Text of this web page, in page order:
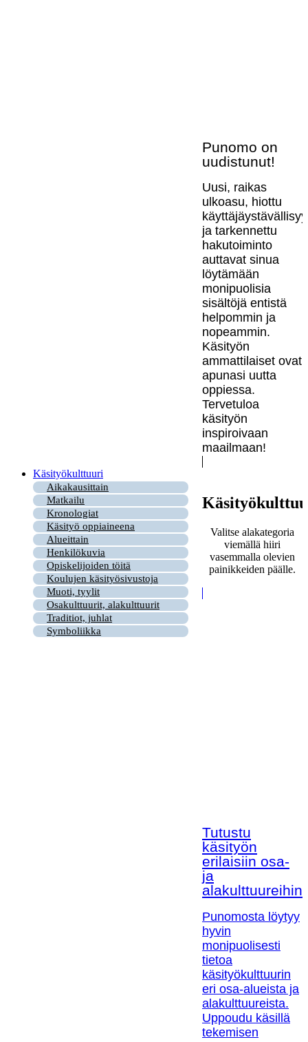
Punomo on
uudistunut!
Uusi, raikas
ulkoasu, hiottu
ja tarkennettu
hakutoiminto
auttavat sinua
löytämään
monipuolisia
sisältöjä entistä
helpommin ja
nopeammin.
Käsityön
ammattilaiset ovat
apunasi uutta
oppiessa.
Tervetuloa
käsityön
inspiroivaan
maailmaan!
Käsityökulttuuri
Aikakausittain
Matkailu
Kronologiat
Käsityö oppiaineena
Alueittain
Henkilökuvia
Opiskelijoiden töitä
Koulujen käsityösivustoja
Muoti, tyylit
Osakulttuurit, alakulttuurit
Traditiot, juhlat
Symboliikka
Valitse alakategoria
viemällä hiiri
vasemmalla olevien
painikkeiden päälle.
Tutustu
käsityön
erilaisiin osa-
ja
alakulttuureihin!
Punomosta löytyy
hyvin
monipuolisesti
tietoa
käsityökulttuurin
eri osa-alueista ja
alakulttuureista.
Uppoudu käsillä
tekemisen